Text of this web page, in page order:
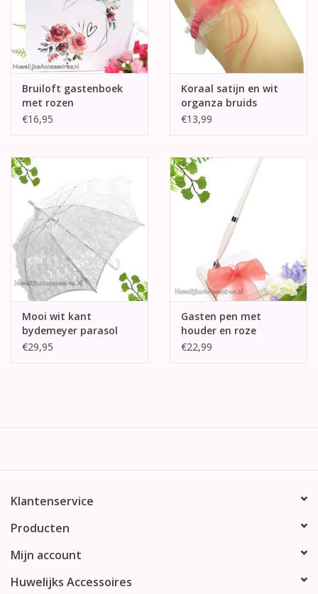
Bruiloft gastenboek
met rozen
€16,95
Koraal satijn en wit
organza bruids
kousenband
€13,99
Mooi wit kant
bydemeyer parasol
€29,95
Gasten pen met
houder en roze
organza strik
€22,99
Klantenservice
Producten
Mijn account
Huwelijks Accessoires